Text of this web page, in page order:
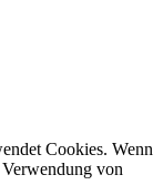
Cookies. Wenn
von